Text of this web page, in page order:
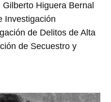
Higuera Bernal
Investigación
de Delitos de Alta
de Secuestro y